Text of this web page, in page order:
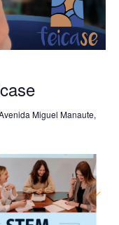
Miguel Manaute,